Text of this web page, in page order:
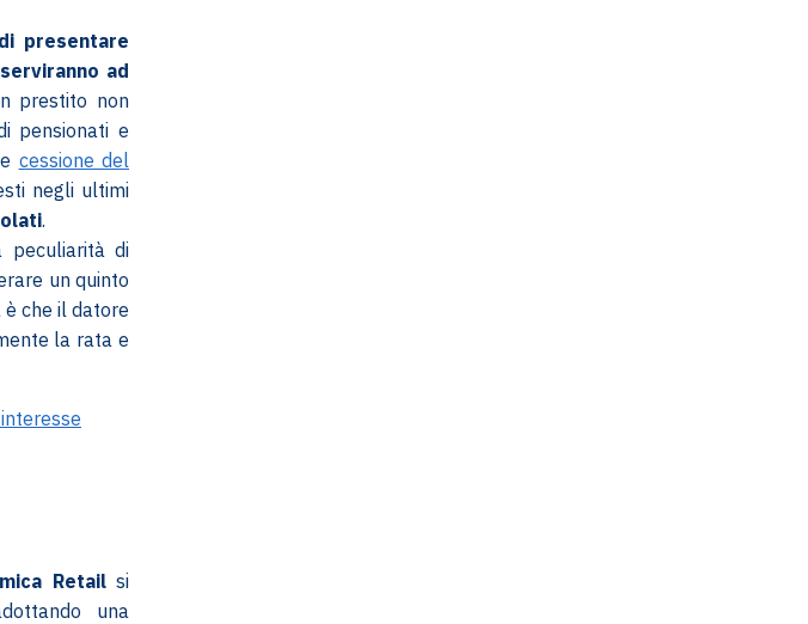
presentare
ad
prestito non
pensionati e
e cessione del
negli ultimi
.
peculiarità di
un quinto
che il datore
la rata e
Retailsi
una